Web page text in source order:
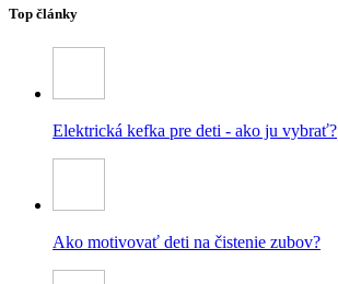
Top články
Elektrická kefka pre deti - ako ju vybrať?
Ako motivovať deti na čistenie zubov?